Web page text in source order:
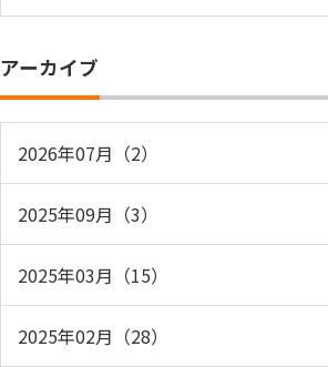
アーカイブ
2026年07月（2）
2025年09月（3）
2025年03月（15）
2025年02月（28）